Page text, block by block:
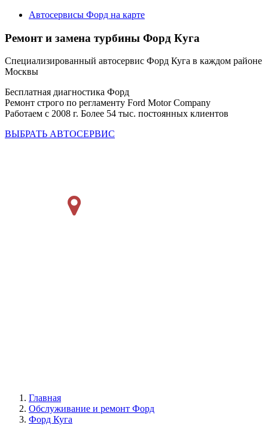
Автосервисы Форд на карте
Ремонт и замена турбины Форд Куга
Специализированный автосервис Форд Куга в каждом районе
Москвы
Бесплатная диагностика Форд
Ремонт строго по регламенту Ford Motor Company
Работаем с 2008 г. Более 54 тыс. постоянных клиентов
ВЫБРАТЬ АВТОСЕРВИС
Главная
Обслуживание и ремонт Форд
Форд Куга